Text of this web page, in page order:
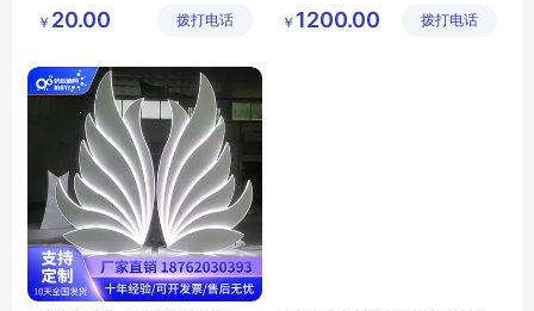
结婚气球装饰
淑慧电子
￥ 20.00 拨打电话
制作有限
￥ 1200.00 拨打电话